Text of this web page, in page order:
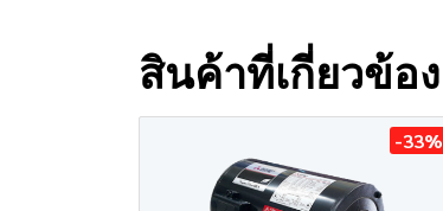
สินค้าที่เกี่ยวข้อง
-33%